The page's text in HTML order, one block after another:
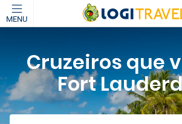
MENU
Cruzeiros que
Fort